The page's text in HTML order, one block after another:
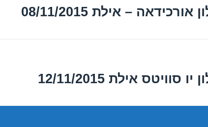
– אילת 08/11/2015
אילת 12/11/2015